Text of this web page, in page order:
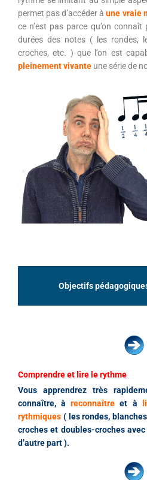
permet pas d’accéder àune vraie
ce n’est pas parce qu’on
durées des notes ( les rondes,
croches, etc. ) que l’on est
pleinement vivante une série de
Objectifs
Comprendre et lire le rythme
Vous apprendrez très
connaître, àreconnaîtreet à
rythmiques ( les rondes,
croches et doubles-croches
d’autre part ).